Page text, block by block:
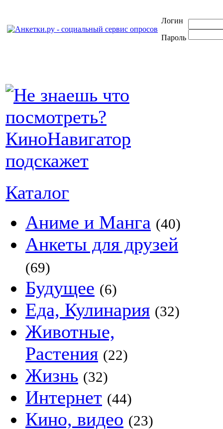
Логин
Пароль
Каталог
Аниме и Манга (40)
Анкеты для друзей
(69)
Будущее (6)
Еда, Кулинария (32)
Животные,
Растения (22)
Жизнь (32)
Интернет (44)
Кино, видео (23)